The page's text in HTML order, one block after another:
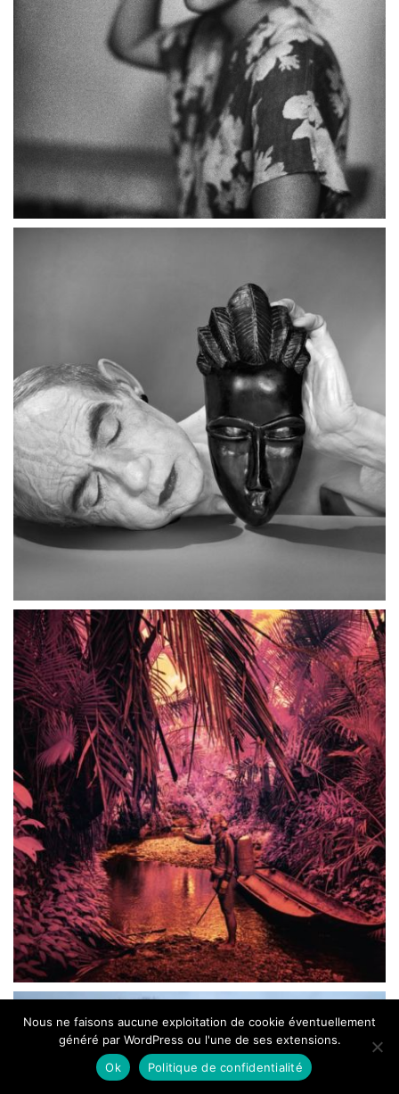
Nous ne faisons aucune exploitation de cookie éventuellement
généré par WordPress ou l'une de ses extensions.
Ok
Politique de confidentialité